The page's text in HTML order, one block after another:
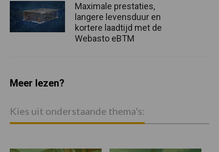
Maximale prestaties,
langere levensduur en
kortere laadtijd met de
Webasto eBTM
Meer lezen?
Kies uit onderstaande thema's: